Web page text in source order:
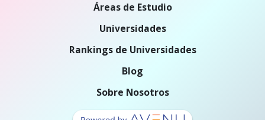
Áreas de Estudio
Universidades
Rankings de Universidades
Blog
Sobre Nosotros